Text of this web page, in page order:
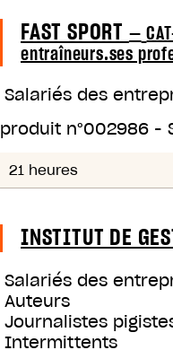
FAST SPORT —
entraîneurs.ses
Salariés des
produit n°002986 -
21 heures
INSTITUT DE
Salariés des
Auteurs
Journalistes
Intermittents